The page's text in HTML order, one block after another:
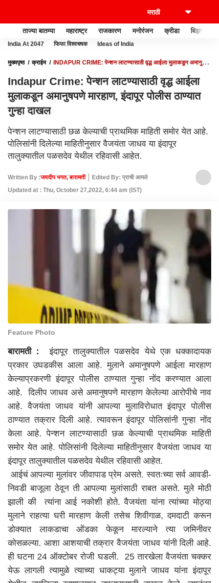
ताज्या बातम्या महाराष्ट्र राजकारण मनोरंजन क्रीडा बिझनेस
India At 2047 फिफा विश्वचषक Ideas of India
मुख्यपृष्ठ क्राईम
INDAPUR CRIME: पेन्शन लाटण्यासाठी वृद्ध आईला मुलाकडून अमानुषपणे
Indapur Crime: पेन्शन लाटण्यासाठी वृद्ध आईला
मुलाकडून अमानुषपणे मारहाण, इंदापूर पोलीस ठाण्यात
गुन्हा दाखल
पेन्शन लाटण्यासाठी छळ केल्याची प्राथमिक माहिती समोर येत आहे.
पोलिसांनी दिलेल्या माहितीनुसार वैजयंता जाधव या इंदापूर
तालुक्यातील पळसदेव येथील रहिवासी आहेत.
Written By :जयदीप भगत, बारामती
Edited By: प्राची आमले
Updated at : Thu, October 27,2022, 6:44 am (IST)
Feature Photo
बारामती : इंदापूर तालुक्यातील पळसदेव येथे एक धक्कादायक
प्रकार उघडकीस आला आहे. मुलाने अमानुषपणे आईला मारहाण
केल्याप्रकरणी इंदापूर पोलीस ठाण्यात गुन्हा नोंद करण्यात आला
आहे. दिलीप जाधव असे अमानुषपणे मारहाण केलेल्या आरोपीचे नाव
आहे. वैजयंता जाधव यांनी आपल्या मुलाविरोधात इंदापूर पोलीस
ठाण्यात तक्रार दिली आहे. त्यावरून इंदापूर पोलिसांनी गुन्हा नोंद
केला आहे. पेन्शन लाटण्यासाठी छळ केल्याची प्राथमिक माहिती
समोर येत आहे. पोलिसांनी दिलेल्या माहितीनुसार वैजयंता जाधव या
इंदापूर तालुक्यातील पळसदेव येथील रहिवासी आहेत.
आईचं आपल्या मुलांवर जीवापाड प्रेम असते. स्वतःच्या सर्व आवडी-
निवडी बाजूला ठेवून ती आपल्या मुलांसाठी राबत असते. मुले मोठी
झाली की त्यांना आई नकोशी होते. वैजयंता यांना त्यांच्या मोठ्या
मुलाने राहत्या घरी मारहाण केली तसेच शिवीगाळ, दमदाटी करून
डोक्यात लाकडाचा ओंडका फेकून मारल्याने त्या जमिनीवर
कोसळल्या. आशा आशयाची तक्रार वैजयंता जाधव यांनी दिली आहे.
ही घटना 24 ऑक्टोबर रोजी घडली. 25 तारखेला वैजयंता चक्कर
येऊ लागली त्यामुळे त्याच्या धाकट्या मुलाने जाधव यांना इंदापूर